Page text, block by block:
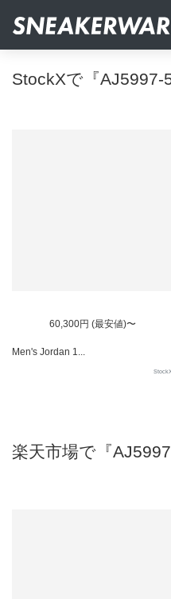
StockXで『AJ5997-
60,300円 (最安値)〜
Men's Jordan 1...
楽天市場で『